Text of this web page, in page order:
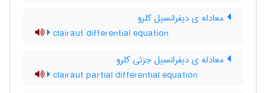
معادله ی دیفرانسیل کلرو
clairaut differential equation
معادله ی دیفرانسیل جزئی کلرو
clairaut partial differential equation